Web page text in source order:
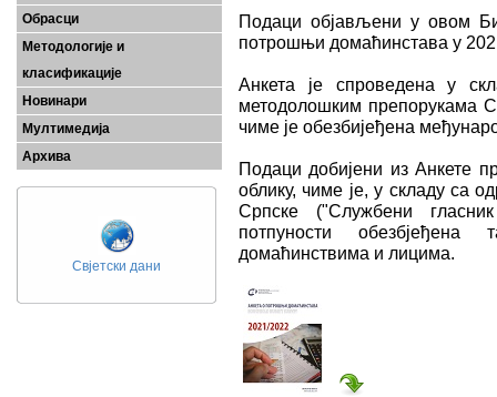
Обрасци
Методологије и
класификације
Новинари
Мултимедија
Архива
Свјетски дани
Подаци објављени у овом
потрошњи домаћинстава у
Анкета је спроведена у
методолошким препорукама
чиме је обезбијеђена
Подаци добијени из Анкете
облику, чиме је, у складу са
Српске ("Службени
потпуности обезбјеђена
домаћинствима и лицима.